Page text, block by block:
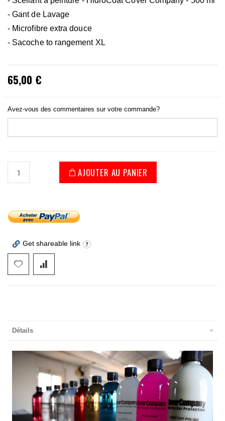
- Gant de Lavage
- Microfibre extra douce
- Sacoche to rangement XL
65,00 €
Avez-vous des commentaires sur votre commande?
AJOUTER AU PANIER
Get shareable link
Détails